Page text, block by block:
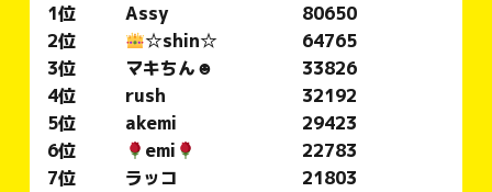
1位 Assy
80650
2位
☆shin☆
64765
3位
マキちん☻
33826
4位
rush
32192
5位
akemi
29423
6位
emi
22783
7位
ラッコ
21803